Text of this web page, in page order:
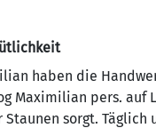
haben die
Maximilian pers.
sorgt.